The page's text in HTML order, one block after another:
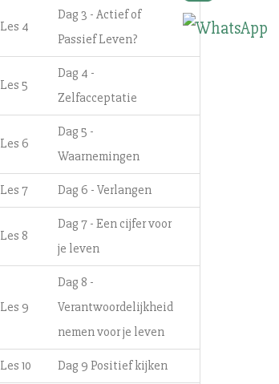
Les 4
Dag 3 - Actief of
Passief Leven?
Les 5
Dag 4 -
Zelfacceptatie
Les 6
Dag 5 -
Waarnemingen
Les 7 Dag 6 - Verlangen
Les 8
Dag 7 - Een cijfer voor
je leven
Les 9
Dag 8 -
Verantwoordelijkheid
nemen voor je leven
Les 10 Dag 9 Positief kijken